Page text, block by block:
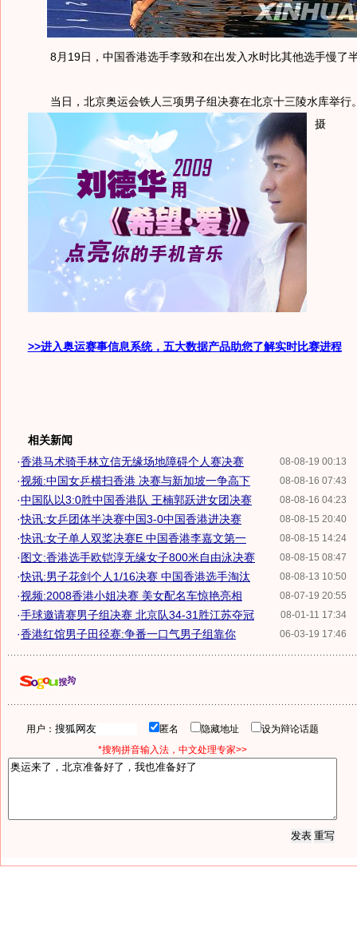
8月19日，中国香港选手李致和在出发入水时比其他选手慢了
当日，北京奥运会铁人三项男子组决赛在北京十三陵水库举行
摄
>>进入奥运赛事信息系统，五大数据产品助您了解实时比赛进程
相关新闻
08-08-19 00:13
·香港马术骑手林立信无缘场地障碍个人赛决赛
08-08-16 07:43
·视频:中国女乒横扫香港 决赛与新加坡一争高下
08-08-16 04:23
·中国队以3:0胜中国香港队 王楠郭跃进女团决赛
08-08-15 20:40
·快讯:女乒团体半决赛中国3-0中国香港进决赛
08-08-15 14:24
·快讯:女子单人双桨决赛E 中国香港李嘉文第一
08-08-15 08:47
·图文:香港选手欧铠淳无缘女子800米自由泳决赛
08-08-13 10:50
·快讯:男子花剑个人1/16决赛 中国香港选手淘汰
08-07-19 20:55
·视频:2008香港小姐决赛 美女配名车惊艳亮相
08-01-11 17:34
·手球邀请赛男子组决赛 北京队34-31胜江苏夺冠
06-03-19 17:46
·香港红馆男子田径赛:争番一口气男子组靠你
用户： 匿名 隐藏地址
设为辩论话题
*搜狗拼音输入法，中文处理专家>>